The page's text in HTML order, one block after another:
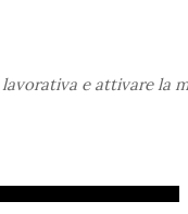
e attivare la